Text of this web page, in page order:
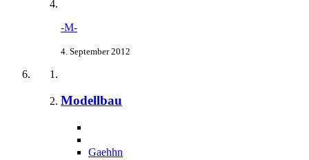
-M-
4. September 2012
Modellbau
Gaehhn